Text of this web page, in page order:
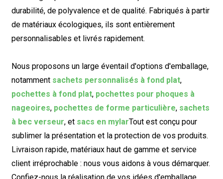
durabilité, de polyvalence et de qualité. Fabriqués à partir
de matériaux écologiques, ils sont entièrement
personnalisables et livrés rapidement.
Nous proposons un large éventail d'options d'emballage,
notamment sachets personnalisés à fond plat,
pochettes à fond plat, pochettes pour phoques à
nageoires, pochettes de forme particulière, sachets
à bec verseur, et sacs en mylarTout est conçu pour
sublimer la présentation et la protection de vos produits.
Livraison rapide, matériaux haut de gamme et service
client irréprochable : nous vous aidons à vous démarquer.
Confiez-nous la réalisation de vos idées d'emballage